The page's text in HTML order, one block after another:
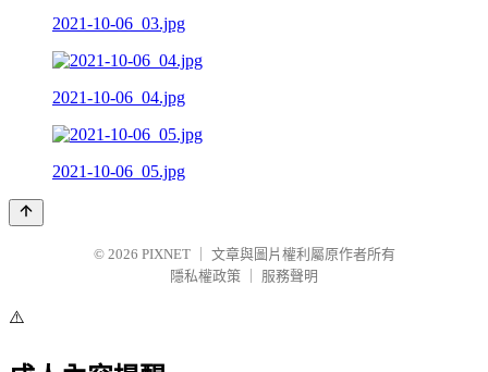
2021-10-06_03.jpg
2021-10-06_04.jpg
2021-10-06_05.jpg
© 2026 PIXNET
文章與圖片權利屬原作者所有
隱私權政策
服務聲明
⚠️